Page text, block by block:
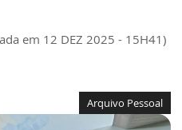
em 12 DEZ 2025 - 15H41)
Arquivo Pessoal